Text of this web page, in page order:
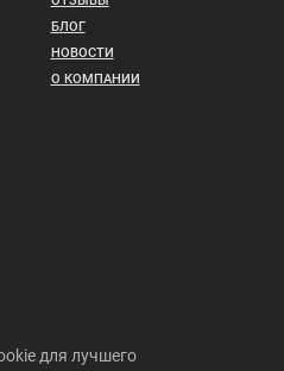
38 603 ₽/мес.
DATSUN ON DO
БЛОГ
НОВОСТИ
О КОМПАНИИ
для лучшего